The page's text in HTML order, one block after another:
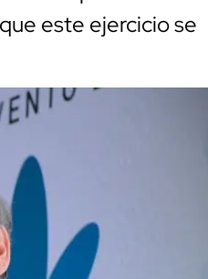
este ejercicio se